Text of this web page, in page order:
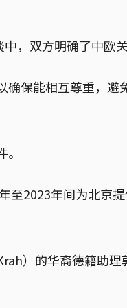
，双方明确了中欧关
保能相互尊重，避
2023年间为北京提
）的华裔德籍助